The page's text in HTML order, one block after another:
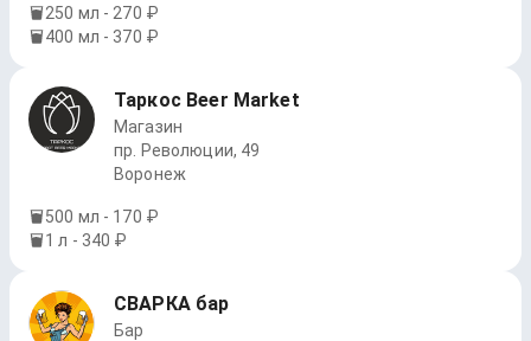
250 мл - 270 ₽
400 мл - 370 ₽
Таркос Beer Market
Магазин
пр. Революции, 49
Воронеж
500 мл - 170 ₽
1 л - 340 ₽
СВАРКА бар
Бар